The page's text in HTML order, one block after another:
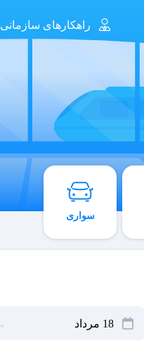
راهکارهای سازمانی
سواری